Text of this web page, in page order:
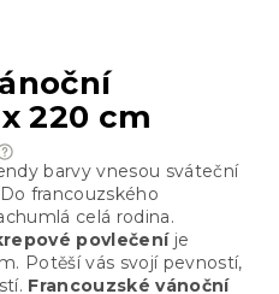
220 cm
barvy vnesou sváteční
francouzského
celá rodina.
povlečení je
Potěší vás svojí pevností,
Francouzské vánoční